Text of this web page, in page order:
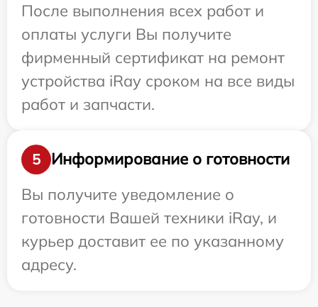
После выполнения всех работ и
оплаты услуги Вы получите
фирменный сертификат на ремонт
устройства iRay сроком на все виды
работ и запчасти.
5
Информирование о готовности
Вы получите уведомление о
готовности Вашей техники iRay, и
курьер доставит ее по указанному
адресу.